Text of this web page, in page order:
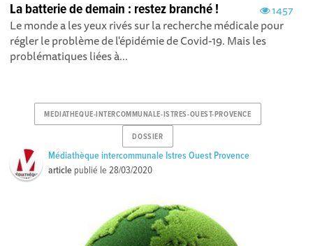
1457
La batterie de demain : restez branché !
Le monde a les yeux rivés sur la recherche médicale pour
régler le problème de l'épidémie de Covid-19. Mais les
problématiques liées à...
MEDIATHEQUE-INTERCOMMUNALE-ISTRES-OUEST-PROVENCE
DOSSIER
Médiathèque intercommunale Istres Ouest Provence
article publié le28/03/2020